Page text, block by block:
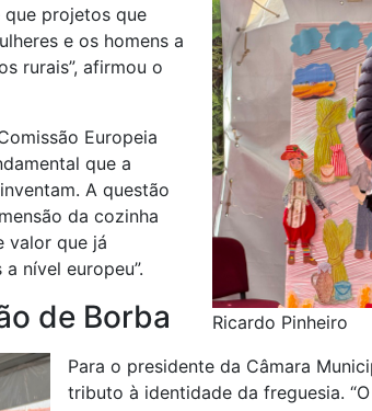
Ricardo Pinheiro
projetos que
e os homens a
rurais”, afirmou o
Europeia
que a
A questão
da cozinha
valor que já
nível europeu”.
de Borba
Para o presidente da Câmara
tributo à identidade da freguesia.